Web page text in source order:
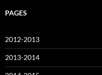
PAGES
2012-2013
2013-2014